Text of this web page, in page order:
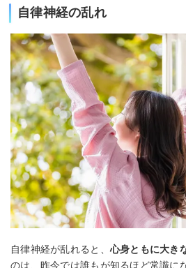
自律神経の乱れ
自律神経が乱れると、 心身ともに大き
のは、昨今では誰もが知るほど常識に